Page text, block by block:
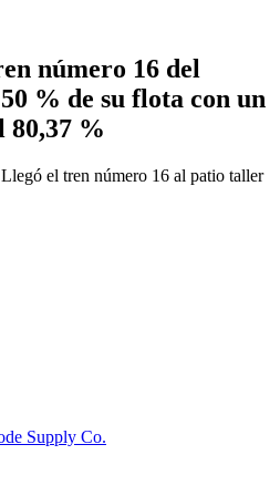
número 16 del
% de su flota con un
80,37 %
el tren número 16 al patio taller
Supply Co.